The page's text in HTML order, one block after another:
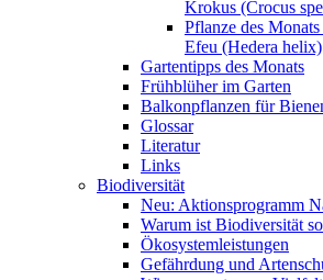
Krokus (Crocus
Pflanze des
Efeu (Hedera helix)
Gartentipps des Monats
Frühblüher im Garten
Balkonpflanzen für
Glossar
Literatur
Links
Biodiversität
Neu: Aktionsprogramm
Warum ist Biodiversität
Ökosystemleistungen
Gefährdung und